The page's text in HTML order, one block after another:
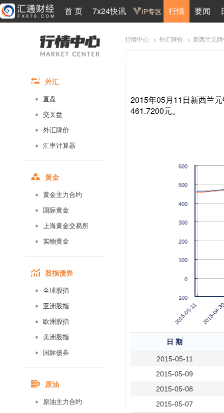
首 页 7x24快讯 行情 要闻
外汇
直盘
交叉盘
外汇牌价
汇率计算器
黄金
黄金主力合约
国际黄金
上海黄金交易所
实物黄金
股指债券
全球股指
亚洲股指
欧洲股指
美洲股指
国际债券
原油
原油主力合约
行情中心 > 外汇牌价 > 新西兰元
2015年05月11日新西兰
461.7200元。
2015-05-11 2015-
-100
0
100
200
300
400
500
600
日 期
2015-05-11
2015-05-09
2015-05-08
2015-05-07